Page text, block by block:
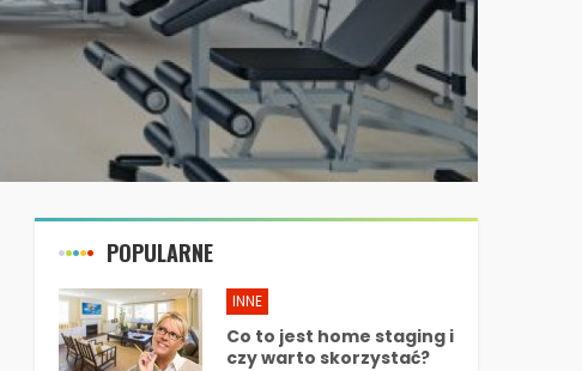
POPULARNE
INNE
Co to jest home staging i
czy warto skorzystać?